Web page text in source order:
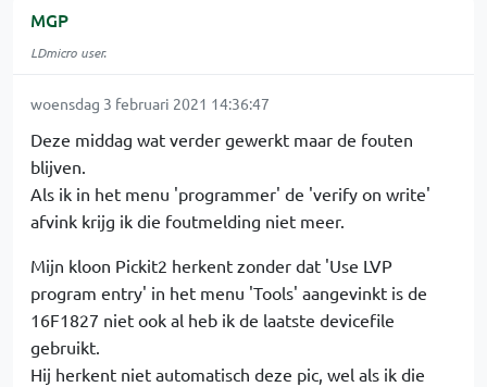
MGP
LDmicro user.
woensdag 3 februari 2021 14:36:47
Deze middag wat verder gewerkt maar de fouten
blijven.
Als ik in het menu 'programmer' de 'verify on write'
afvink krijg ik die foutmelding niet meer.
Mijn kloon Pickit2 herkent zonder dat 'Use LVP
program entry' in het menu 'Tools' aangevinkt is de
16F1827 niet ook al heb ik de laatste devicefile
gebruikt.
Hij herkent niet automatisch deze pic, wel als ik die